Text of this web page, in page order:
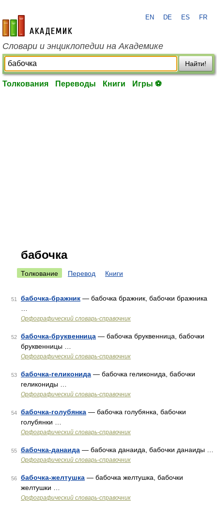
academic.ru
EN DE ES FR
Словари и энциклопедии на Академике
Найти!
Толкования Переводы Книги Игры ⚽
бабочка
Толкование Перевод Книги
51 бабочка-бражник — бабочка бражник, бабочки бражника
Орфографический словарь-справочник
52 бабочка-бруквенница — бабочка бруквенница, бабочки
бруквенницы …
Орфографический словарь-справочник
53 бабочка-геликонида — бабочка геликонида, бабочки
геликониды …
Орфографический словарь-справочник
54 бабочка-голубянка — бабочка голубянка, бабочки
голубянки …
Орфографический словарь-справочник
55 бабочка-данаида — бабочка данаида, бабочки данаиды …
Орфографический словарь-справочник
56 бабочка-желтушка — бабочка желтушка, бабочки
желтушки …
Орфографический словарь-справочник